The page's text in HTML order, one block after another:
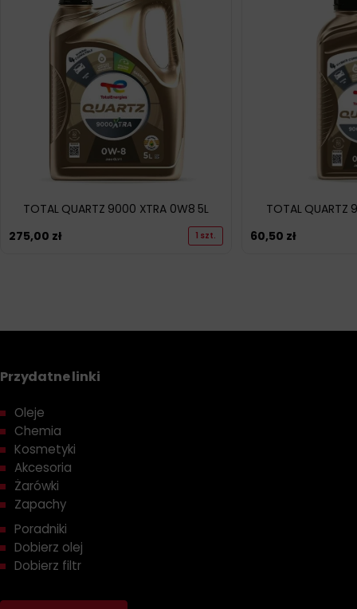
TOTAL QUARTZ 9000 XTRA 0W8 5L
275,00 zł 1 szt.
TOTAL QUARTZ
60,50 zł
Przydatne linki
Oleje
Chemia
Kosmetyki
Akcesoria
Żarówki
Zapachy
Poradniki
Dobierz olej
Dobierz filtr